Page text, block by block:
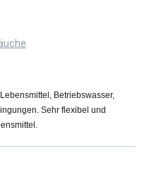
Betriebswasser,
Sehr flexibel und